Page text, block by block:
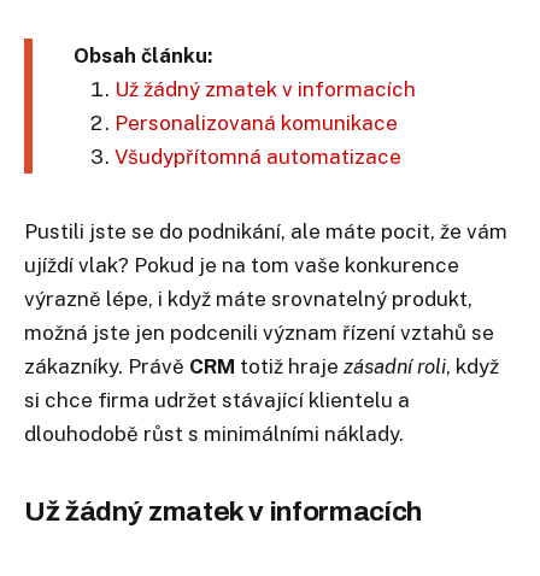
Obsah článku:
​Už žádný zmatek v informacích
​Personalizovaná komunikace
​Všudypřítomná automatizace
Pustili jste se do podnikání, ale máte pocit, že vám
ujíždí vlak? Pokud je na tom vaše konkurence
výrazně lépe, i když máte srovnatelný produkt,
možná jste jen podcenili význam řízení vztahů se
zákazníky. Právě CRM totiž hraje zásadní roli, když
si chce firma udržet stávající klientelu a
dlouhodobě růst s minimálními náklady.
​Už žádný zmatek v informacích